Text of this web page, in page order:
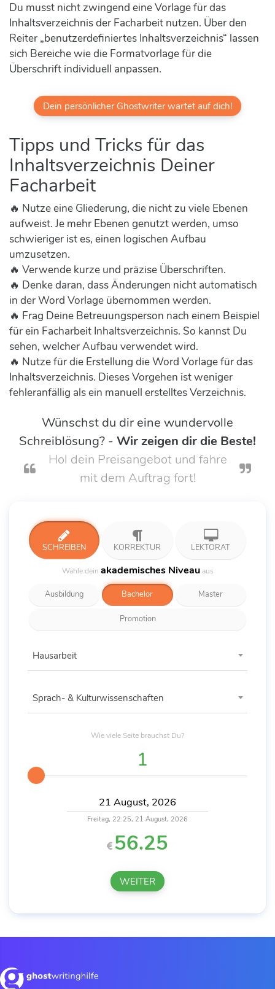
Du musst nicht zwingend eine Vorlage für das
Inhaltsverzeichnis der Facharbeit nutzen. Über den
Reiter „benutzerdefiniertes Inhaltsverzeichnis“ lassen
sich Bereiche wie die Formatvorlage für die
Überschrift individuell anpassen.
Dein persönlicher Ghostwriter wartet auf dich!
Tipps und Tricks für das
Inhaltsverzeichnis Deiner
Facharbeit
🔥 Nutze eine Gliederung, die nicht zu viele Ebenen
aufweist. Je mehr Ebenen genutzt werden, umso
schwieriger ist es, einen logischen Aufbau
umzusetzen.
🔥 Verwende kurze und präzise Überschriften.
🔥 Denke daran, dass Änderungen nicht automatisch
in der Word Vorlage übernommen werden.
🔥 Frag Deine Betreuungsperson nach einem Beispiel
für ein Facharbeit Inhaltsverzeichnis. So kannst Du
sehen, welcher Aufbau verwendet wird.
🔥 Nutze für die Erstellung die Word Vorlage für das
Inhaltsverzeichnis. Dieses Vorgehen ist weniger
fehleranfällig als ein manuell erstelltes Verzeichnis.
Wünschst du dir eine wundervolle
Schreiblösung? - Wir zeigen dir die Beste!
Hol dein Preisangebot und fahre
mit dem Auftrag fort!
SCHREIBEN KORREKTUR LEKTORAT
Wähle dein akademisches Niveauaus
Ausbildung Bachelor Master
Promotion
Hausarbeit
Sprach- & Kulturwissenschaften
Wie viele Seite brauchst Du?
56.25
Freitag, 22:25, 21 August, 2026
WEITER